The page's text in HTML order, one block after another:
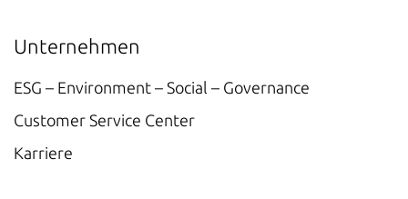
Unternehmen
ESG – Environment – Social – Governance
Customer Service Center
Karriere